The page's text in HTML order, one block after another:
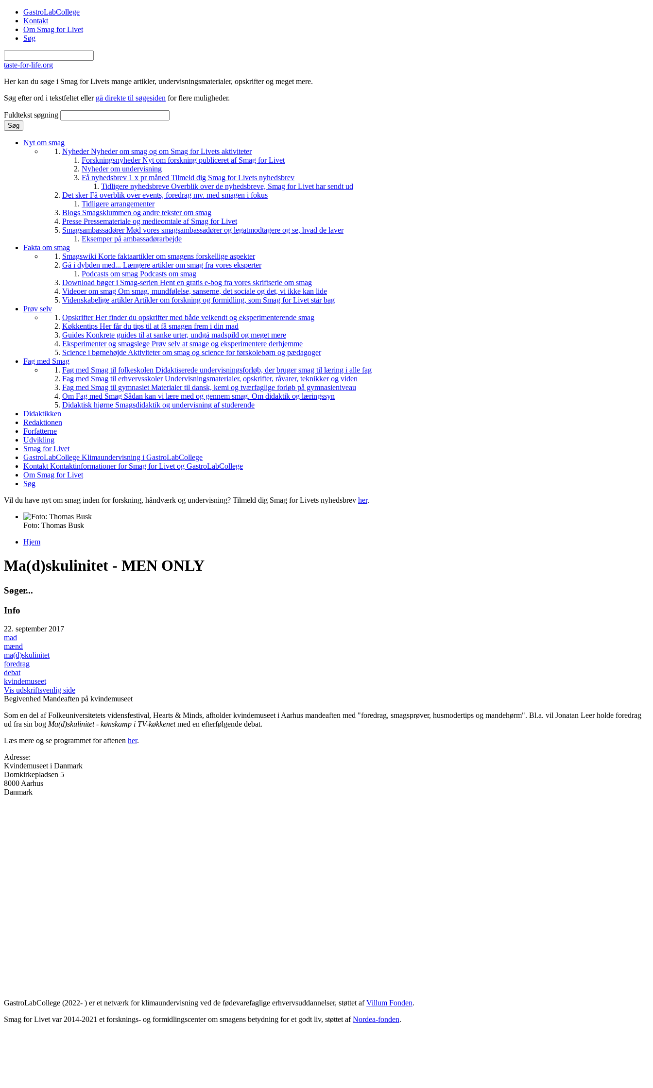
Gå til hovedindhold
GastroLabCollege
Kontakt
Om Smag for Livet
Søg
taste-for-life.org
Her kan du søge i Smag for Livets mange artikler, undervisningsmaterialer, opskrifter og meget mere.
Søg efter ord i tekstfeltet eller gå direkte til søgesiden for flere muligheder.
Fuldtekst søgning
Nyt om smag
NyhederNyheder om smag og om Smag for Livets aktiviteter
ForskningsnyhederNyt om forskning publiceret af Smag for Livet
Nyheder om undervisning
Få nyhedsbrev 1 x pr måned Tilmeld dig Smag for Livets nyhedsbrev
Tidligere nyhedsbreve Overblik over de nyhedsbreve, Smag for Livet har sendt ud
Det skerFå overblik over events, foredrag mv. med smagen i fokus
Tidligere arrangementer
Blogs Smagsklummen og andre tekster om smag
Presse Pressemateriale og medieomtale af Smag for Livet
SmagsambassadørerMød vores smagsambassadører og legatmodtagere og se, hvad de laver
Eksemper på ambassadørarbejde
Fakta om smag
Smagswiki Korte faktaartikler om smagens forskellige aspekter
Gå i dybden med... Længere artikler om smag fra vores eksperter
Podcasts om smag Podcasts om smag
Download bøger i Smag-serien Hent en gratis e-bog fra vores skriftserie om smag
Videoer om smag Om smag, mundfølelse, sanserne, det sociale og det, vi ikke kan lide
Videnskabelige artiklerArtikler om forskning og formidling, som Smag for Livet står bag
Prøv selv
OpskrifterHer finder du opskrifter med både velkendt og eksperimenterende smag
Køkkentips Her får du tips til at få smagen frem i din mad
Guides Konkrete guides til at sanke urter, undgå madspild og meget mere
Eksperimenter og smagslege Prøv selv at smage og eksperimentere derhjemme
Science i børnehøjde Aktiviteter om smag og science for førskolebørn og pædagoger
Fag med Smag
Fag med Smag til folkeskolen Didaktiserede undervisningsforløb, der bruger smag til læring i alle fag
Fag med Smag til erhvervsskolerUndervisningsmaterialer, opskrifter, råvarer, teknikker og viden
Fag med Smag til gymnasiet Materialer til dansk, kemi og tværfaglige forløb på gymnasieniveau
Om Fag med Smag Sådan kan vi lære med og gennem smag. Om didaktik og læringssyn
Didaktisk hjørne Smagsdidaktik og undervisning af studerende
Didaktikken
Redaktionen
Forfatterne
Udvikling
Smag for Livet
GastroLabCollege Klimaundervisning i GastroLabCollege
Kontakt Kontaktinformationer for Smag for Livet og GastroLabCollege
Om Smag for Livet
Søg
Vil du have nyt om smag inden for forskning, håndværk og undervisning? Tilmeld dig Smag for Livets nyhedsbrev her.
Foto: Thomas Busk
Hjem
Ma(d)skulinitet - MEN ONLY
Søger...
Info
22. september 2017
mad
mænd
ma(d)skulinitet
foredrag
debat
kvindemuseet
Vis udskriftsvenlig side
Begivenhed Mandeaften på kvindemuseet
Som en del af Folkeuniversitetets vidensfestival, Hearts & Minds, afholder kvindemuseet i Aarhus mandeaften med "foredrag, smagsprøver, husmodertips og mandehørm". Bl.a. vil Jonatan Leer holde foredrag
ud fra sin bog Ma(d)skulinitet - kønskamp i TV-køkkenetmed en efterfølgende debat.
Læs mere og se programmet for aftenen her.
Adresse:
Kvindemuseet i Danmark
Domkirkepladsen 5
8000 Aarhus
Danmark
GastroLabCollege (2022- ) er et netværk for klimaundervisning ved de fødevarefaglige erhvervsuddannelser, støttet afVillum Fonden.
Smag for Livet var 2014-2021 et forsknings- og formidlingscenter om smagens betydning for et godt liv, støttet afNordea-fonden.